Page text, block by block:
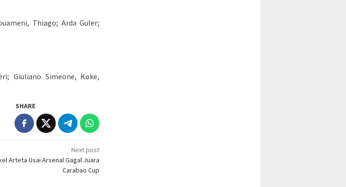
Thiago; Arda Guler;
Giuliano Simeone, Koke,
SHARE
Next post
Arteta Usai Arsenal Gagal Juara
Carabao Cup